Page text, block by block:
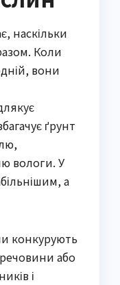
наскільки
Коли
вони
ґрунт
вологи. У
а
конкурують
або
і